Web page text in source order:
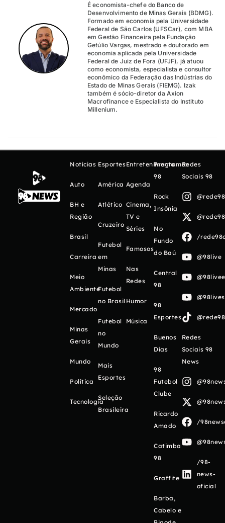
É economista-chefe do Banco de
Desenvolvimento de Minas Gerais (BDMG).
Formado em economia pela Universidade
Federal de São Carlos (UFSCar), com MBA
em Gestão Financeira pela Fundação
Getúlio Vargas, mestrado e doutorado em
economia aplicada pela Universidade
Federal de Juiz de Fora (UFJF), já atuou
como economista, especialista e consultor
econômico da Federação das Indústrias do
Estado de Minas Gerais (FIEMG). Izak
também é sócio-diretor da Axion
Macrofinance e Especialista do Instituto
Millenium.
Notícias
Auto
BH e
Região
Brasil
Carreira
Meio
Ambiente
Mercado
Minas
Gerais
Mundo
Política
Tecnologia
Esportes
América
Atlético
Cruzeiro
Futebol
em
Minas
Futebol
no Brasil
Futebol
no
Mundo
Mais
Esportes
Seleção
Brasileira
Entretenimento
Agenda
Cinema,
TV e
Séries
Famosos
Nas
Redes
Humor
Música
Programas
98
Rock
Insônia
No
Fundo
do Baú
Central
98
98
Esportes
Buenos
Días
98
Futebol
Clube
Ricardo
Amado
Catimba
98
Graffite
Barba,
Cabelo e
Redes
Sociais 98
/
@98live
Redes
Sociais 98
News
/
/98-
news-
oficial